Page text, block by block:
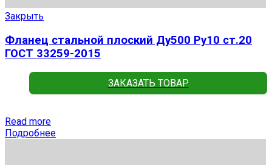
Закрыть
Фланец стальной плоский Ду500 Ру10 ст.20
ГОСТ 33259-2015
ЗАКАЗАТЬ ТОВАР
Read more
Подробнее